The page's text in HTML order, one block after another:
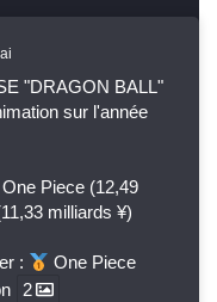
"DRAGON BALL"
sur l'année
One Piece (12,49
milliards ¥)
:
One Piece
2